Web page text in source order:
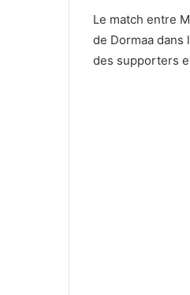
Le match entre
de Dormaa dans
des supporters